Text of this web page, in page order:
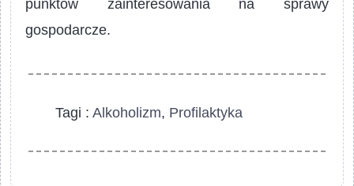
punktów zainteresowania na sprawy
gospodarcze.
Tagi : Alkoholizm, Profilaktyka